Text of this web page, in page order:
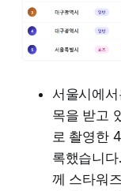
서울시에
목을 받고
로 촬영한
록했습니
께 스타워